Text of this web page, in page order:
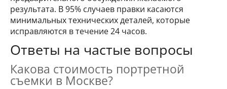
результата. В 95% случаев правки касаются
минимальных технических деталей, которые
исправляются в течение 24 часов.
Ответы на частые вопросы
Какова стоимость портретной
съемки в Москве?